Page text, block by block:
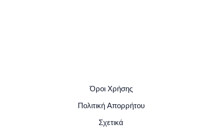
Όροι Χρήσης
Πολιτική Απορρήτου
Σχετικά